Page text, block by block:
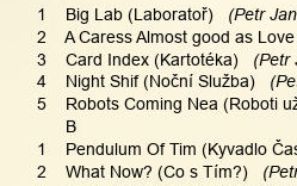
1    Big Lab (Laboratoř)
(Petr
2    A Caress Almost good as
3    Card Index (Kartotéka)
4    Night Shif (Noční Služba)
5    Robots Coming Nea (Roboti
      B
1    Pendulum Of Tim (Kyvadlo
2    What Now? (Co s Tím?)